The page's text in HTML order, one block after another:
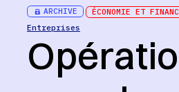
ARCHIVE ÉCONOMIE ET
Entreprises